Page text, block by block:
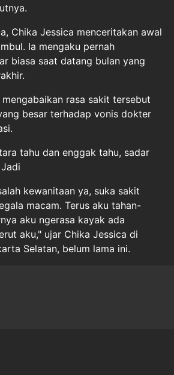
Chika Jessica menceritakan awal
Ia mengaku pernah
biasa saat datang bulan yang
rasa sakit tersebut
besar terhadap vonis dokter
tahu dan enggak tahu, sadar
kewanitaan ya, suka sakit
macam. Terus aku tahan-
aku ngerasa kayak ada
aku," ujar Chika Jessica di
Selatan, belum lama ini.